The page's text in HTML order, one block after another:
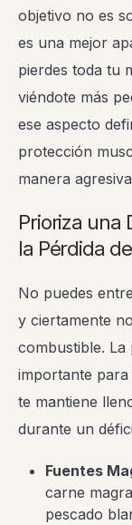
objetivo no es
es una mejor
pierdes toda tu
viéndote más
ese aspecto
protección
manera
Prioriza una
la Pérdida
No puedes
y ciertamente
combustible.
importante para
te mantiene
durante un
Fuentes
carne
pescado